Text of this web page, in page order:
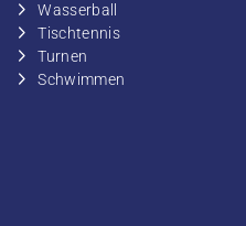
​Wasserball
​Tischtennis
​​Turnen
​​Schwimmen